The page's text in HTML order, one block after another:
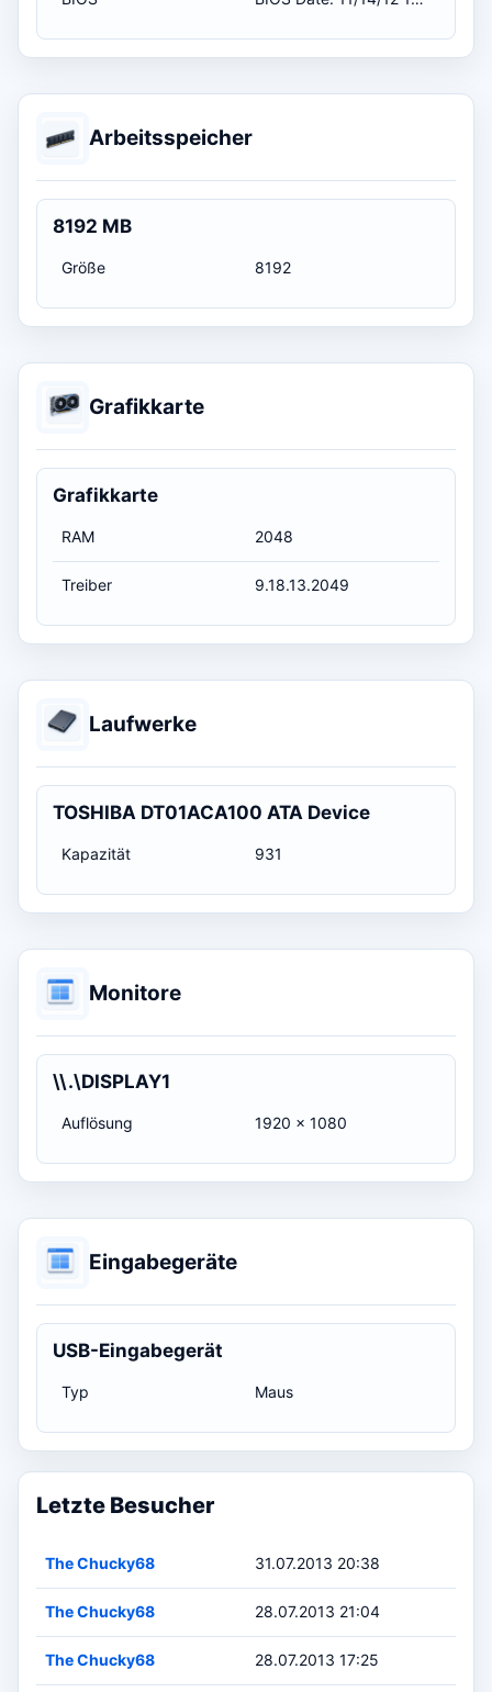
Arbeitsspeicher
8192 MB
Größe 8192
Grafikkarte
Grafikkarte
RAM 2048
Treiber 9.18.13.2049
Laufwerke
TOSHIBA DT01ACA100 ATA Device
Kapazität 931
Monitore
\\.\DISPLAY1
Auflösung 1920 x 1080
Eingabegeräte
USB-Eingabegerät
Typ Maus
Letzte Besucher
The Chucky68 31.07.2013 20:38
The Chucky68 28.07.2013 21:04
The Chucky68 28.07.2013 17:25